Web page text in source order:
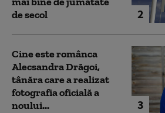
2
de secol
3
Cine este românca
Alecsandra Drăgoi,
tânăra care a realizat
fotografia oficială a
noului...